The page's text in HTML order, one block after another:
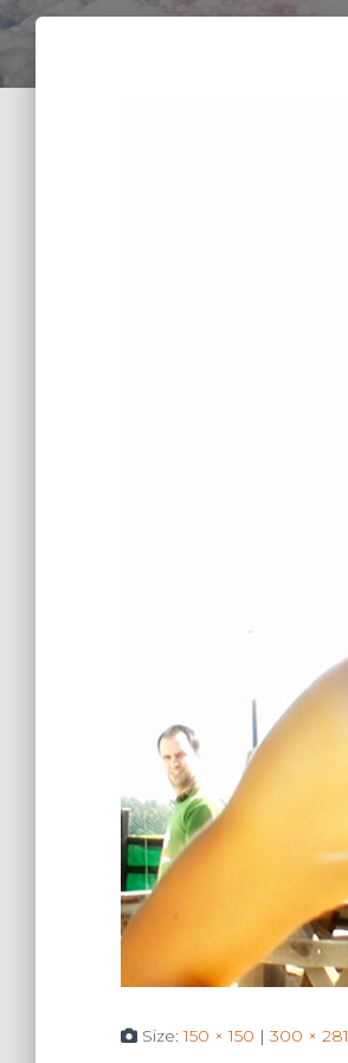
Size:150 × 150 | 300 × 281